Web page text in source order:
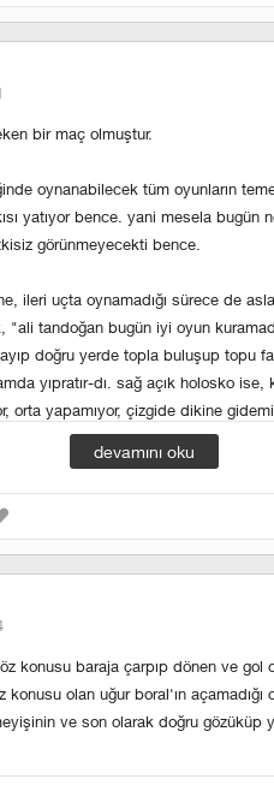
bir maç olmuştur.
oynanabilecek tüm oyunların
yatıyor bence. yani mesela
görünmeyecekti bence.
ileri uçta oynamadığı sürece de
"ali tandoğan bugün iyi oyun
doğru yerde topla buluşup topu
yıpratır-dı. sağ açık holosko
orta yapamıyor, çizgide dikine
lucescu,daniel gabriel pancu
çok yüksek bir oyuncuydu ama aynı
a takım tecrübesi
ayağında sırıtmıyor bir kere; topu
devamını oku
konusu baraja çarpıp dönen ve
konusu olan uğur boral'ın açamadığı
ve son olarak doğru gözüküp